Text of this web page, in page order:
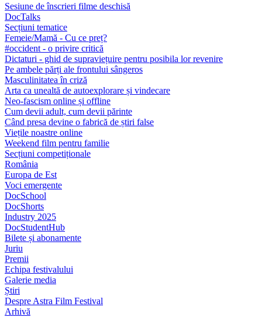
Sesiune de înscrieri filme deschisă
DocTalks
Secțiuni tematice
Femeie/Mamă - Cu ce preț?
#occident - o privire critică
Dictaturi - ghid de supraviețuire pentru posibila lor revenire
Pe ambele părți ale frontului sângeros
Masculinitatea în criză
Arta ca unealtă de autoexplorare și vindecare
Neo-fascism online și offline
Cum devii adult, cum devii părinte
Când presa devine o fabrică de știri false
Viețile noastre online
Weekend film pentru familie
Secțiuni competiționale
România
Europa de Est
Voci emergente
DocSchool
DocShorts
Industry 2025
DocStudentHub
Bilete și abonamente
Juriu
Premii
Echipa festivalului
Galerie media
Știri
Despre Astra Film Festival
Arhivă